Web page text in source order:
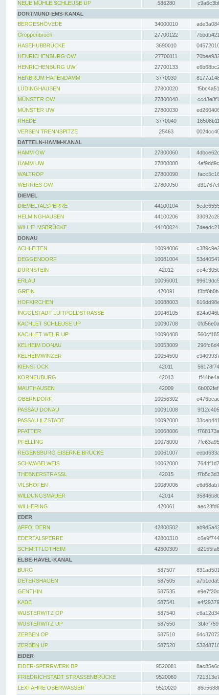
NEUE MÜHLE SCHLEUSE UP
586280
DORTMUND-EMS-KANAL
BERGESHÖVEDE
34000010
Groppenbruch
27700122
HASEHUBBRÜCKE
3690010
HENRICHENBURG OW
27700111
HENRICHENBURG UW
27700133
HERBRUM HAFENDAMM
3770030
LÜDINGHAUSEN
27800020
MÜNSTER OW
27800040
MÜNSTER UW
27800030
RHEDE
3770040
VERSEN TRENNSPITZE
25463
DATTELN-HAMM-KANAL
HAMM OW
27800060
HAMM UW
27800080
WALTROP
27800090
WERRIES OW
27800050
DIEMEL
DIEMELTALSPERRE
44100104
HELMINGHAUSEN
44100206
WILHELMSBRÜCKE
44100024
DONAU
ACHLEITEN
10094006
DEGGENDORF
10081004
DÜRNSTEIN
42012
ERLAU
10096001
GREIN
420091
HOFKIRCHEN
10088003
INGOLSTADT LUITPOLDSTRASSE
10046105
KACHLET SCHLEUSE UP
10090708
KACHLET WEHR UP
10090408
KELHEIM DONAU
10053009
KELHEIMWINZER
10054500
KIENSTOCK
42011
KORNEUBURG
42013
MAUTHAUSEN
42009
OBERNDORF
10056302
PASSAU DONAU
10091008
PASSAU ILZSTADT
10092000
PFATTER
10068006
PFELLING
10078000
REGENSBURG EISERNE BRÜCKE
10061007
SCHWABELWEIS
10062000
THEBNERSTRASSL
42015
VILSHOFEN
10089006
WILDUNGSMAUER
42014
WILHERING
420061
EDER
AFFOLDERN
42800502
EDERTALSPERRE
42800310
SCHMITTLOTHEIM
42800309
ELBE-HAVEL-KANAL
BURG
587507
DETERSHAGEN
587505
GENTHIN
587535
KADE
587541
WUSTERWITZ OP
587540
WUSTERWITZ UP
587550
ZERBEN OP
587510
ZERBEN UP
587520
EIDER
EIDER-SPERRWERK BP
9520081
FRIEDRICHSTADT STRASSENBRÜCKE
9520060
LEXFÄHRE OBERWASSER
9520020